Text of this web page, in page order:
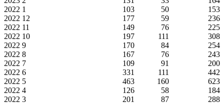
2022 1 103 50
153
2022 12 177 59
236
2022 11 149 76
225
2022 10 197 111
308
2022 9 170 84
254
2022 8 167 76
243
2022 7 109 91
200
2022 6 331 111
442
2022 5 463 160
623
2022 4 126 58
184
2022 3 201 87
288